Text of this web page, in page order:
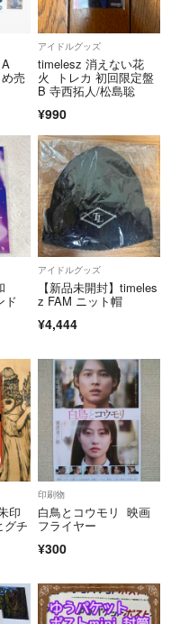
方がいらっしゃるようだっ
た
入された方、評価が悪い方、
た時点でブロックします
売
アイドルグッズ
timelesz 消えない花
火 トレカ 初回限定盤
B 寺西拓人/松島聡
¥990
ド
アイドルグッズ
【新品未開封】timeles
z FAM ニット帽
¥4,444
印
チ
印刷物
白鳥とコウモリ 映画
フライヤー
¥300